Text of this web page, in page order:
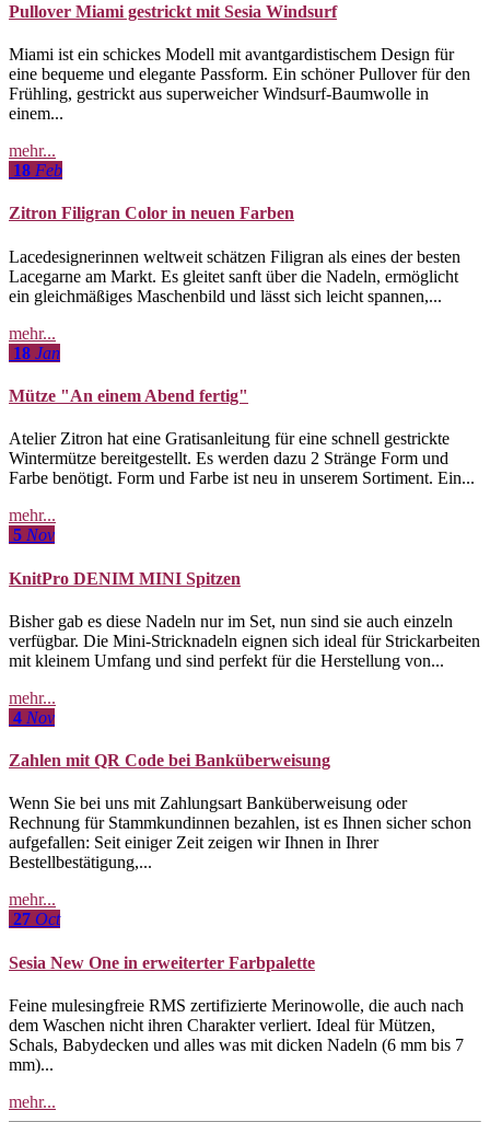
Pullover Miami gestrickt mit Sesia Windsurf
Miami ist ein schickes Modell mit avantgardistischem Design für
eine bequeme und elegante Passform. Ein schöner Pullover für den
Frühling, gestrickt aus superweicher Windsurf-Baumwolle in
einem...
mehr...
18 Feb
Zitron Filigran Color in neuen Farben
Lacedesignerinnen weltweit schätzen Filigran als eines der besten
Lacegarne am Markt. Es gleitet sanft über die Nadeln, ermöglicht
ein gleichmäßiges Maschenbild und lässt sich leicht spannen,...
mehr...
18 Jan
Mütze "An einem Abend fertig"
Atelier Zitron hat eine Gratisanleitung für eine schnell gestrickte
Wintermütze bereitgestellt. Es werden dazu 2 Stränge Form und
Farbe benötigt. Form und Farbe ist neu in unserem Sortiment. Ein...
mehr...
5 Nov
KnitPro DENIM MINI Spitzen
Bisher gab es diese Nadeln nur im Set, nun sind sie auch einzeln
verfügbar. Die Mini-Stricknadeln eignen sich ideal für Strickarbeiten
mit kleinem Umfang und sind perfekt für die Herstellung von...
mehr...
4 Nov
Zahlen mit QR Code bei Banküberweisung
Wenn Sie bei uns mit Zahlungsart Banküberweisung oder
Rechnung für Stammkundinnen bezahlen, ist es Ihnen sicher schon
aufgefallen: Seit einiger Zeit zeigen wir Ihnen in Ihrer
Bestellbestätigung,...
mehr...
27 Oct
Sesia New One in erweiterter Farbpalette
Feine mulesingfreie RMS zertifizierte Merinowolle, die auch nach
dem Waschen nicht ihren Charakter verliert. Ideal für Mützen,
Schals, Babydecken und alles was mit dicken Nadeln (6 mm bis 7
mm)...
mehr...